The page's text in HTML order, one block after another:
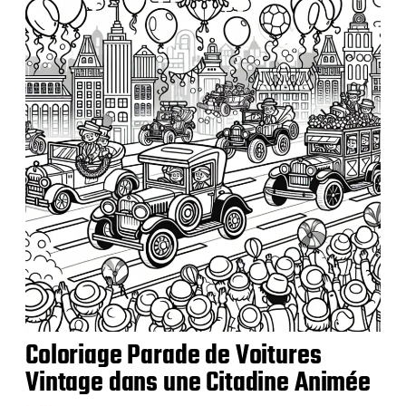
Coloriage Parade de Voitures
Vintage dans une Citadine Animée